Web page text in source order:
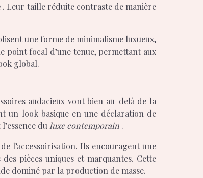
. Leur taille réduite contraste de manière
une forme de minimalisme luxueux,
point focal d’une tenue, permettant aux
global.
audacieux vont bien au-delà de la
un look basique en une déclaration de
du luxe contemporain .
l’accessoirisation. Ils encouragent une
pièces uniques et marquantes. Cette
dominé par la production de masse.